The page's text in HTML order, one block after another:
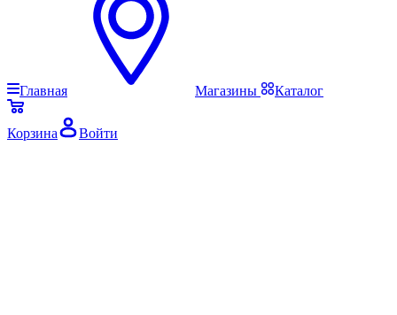
Главная Магазины Каталог
Корзина Войти